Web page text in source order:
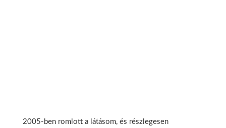
2005-ben romlott a látásom, és részlegesen